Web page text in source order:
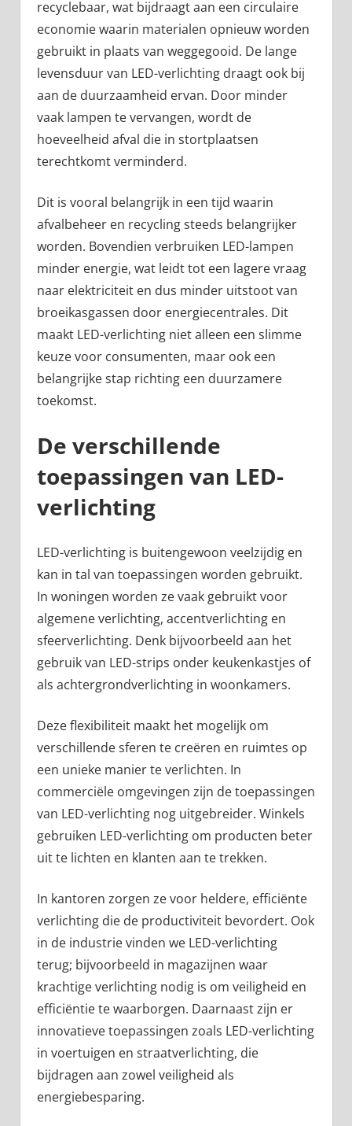
recyclebaar, wat bijdraagt aan een circulaire
economie waarin materialen opnieuw worden
gebruikt in plaats van weggegooid. De lange
levensduur van LED-verlichting draagt ook bij
aan de duurzaamheid ervan. Door minder
vaak lampen te vervangen, wordt de
hoeveelheid afval die in stortplaatsen
terechtkomt verminderd.
Dit is vooral belangrijk in een tijd waarin
afvalbeheer en recycling steeds belangrijker
worden. Bovendien verbruiken LED-lampen
minder energie, wat leidt tot een lagere vraag
naar elektriciteit en dus minder uitstoot van
broeikasgassen door energiecentrales. Dit
maakt LED-verlichting niet alleen een slimme
keuze voor consumenten, maar ook een
belangrijke stap richting een duurzamere
toekomst.
De verschillende
toepassingen van LED-
verlichting
LED-verlichting is buitengewoon veelzijdig en
kan in tal van toepassingen worden gebruikt.
In woningen worden ze vaak gebruikt voor
algemene verlichting, accentverlichting en
sfeerverlichting. Denk bijvoorbeeld aan het
gebruik van LED-strips onder keukenkastjes of
als achtergrondverlichting in woonkamers.
Deze flexibiliteit maakt het mogelijk om
verschillende sferen te creëren en ruimtes op
een unieke manier te verlichten. In
commerciële omgevingen zijn de toepassingen
van LED-verlichting nog uitgebreider. Winkels
gebruiken LED-verlichting om producten beter
uit te lichten en klanten aan te trekken.
In kantoren zorgen ze voor heldere, efficiënte
verlichting die de productiviteit bevordert. Ook
in de industrie vinden we LED-verlichting
terug; bijvoorbeeld in magazijnen waar
krachtige verlichting nodig is om veiligheid en
efficiëntie te waarborgen. Daarnaast zijn er
innovatieve toepassingen zoals LED-verlichting
in voertuigen en straatverlichting, die
bijdragen aan zowel veiligheid als
energiebesparing.